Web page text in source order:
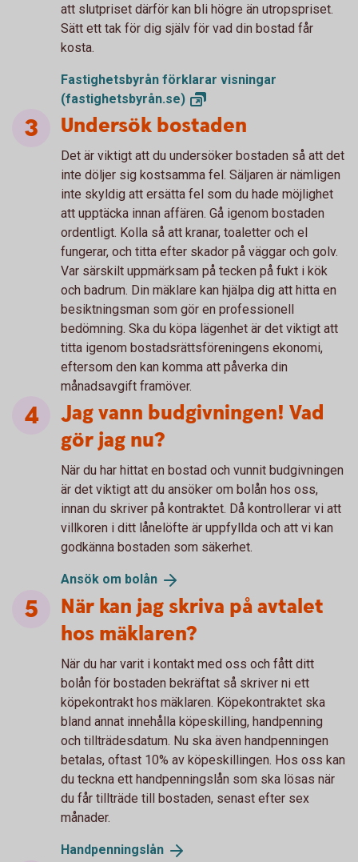
att slutpriset därför kan bli högre än utropspriset.
Sätt ett tak för dig själv för vad din bostad får
kosta.
Fastighetsbyrån förklarar visningar
(fastighetsbyrån.se)
Undersök bostaden
Det är viktigt att du undersöker bostaden så att det
inte döljer sig kostsamma fel. Säljaren är nämligen
inte skyldig att ersätta fel som du hade möjlighet
att upptäcka innan affären. Gå igenom bostaden
ordentligt. Kolla så att kranar, toaletter och el
fungerar, och titta efter skador på väggar och golv.
Var särskilt uppmärksam på tecken på fukt i kök
och badrum. Din mäklare kan hjälpa dig att hitta en
besiktningsman som gör en professionell
bedömning. Ska du köpa lägenhet är det viktigt att
titta igenom bostadsrättsföreningens ekonomi,
eftersom den kan komma att påverka din
månadsavgift framöver.
Jag vann budgivningen! Vad
gör jag nu?
När du har hittat en bostad och vunnit budgivningen
är det viktigt att du ansöker om bolån hos oss,
innan du skriver på kontraktet. Då kontrollerar vi att
villkoren i ditt lånelöfte är uppfyllda och att vi kan
godkänna bostaden som säkerhet.
Ansök om bolån
När kan jag skriva på avtalet
hos mäklaren?
När du har varit i kontakt med oss och fått ditt
bolån för bostaden bekräftat så skriver ni ett
köpekontrakt hos mäklaren. Köpekontraktet ska
bland annat innehålla köpeskilling, handpenning
och tillträdesdatum. Nu ska även handpenningen
betalas, oftast 10% av köpeskillingen. Hos oss kan
du teckna ett handpenningslån som ska lösas när
du får tillträde till bostaden, senast efter sex
månader.
Handpenningslån